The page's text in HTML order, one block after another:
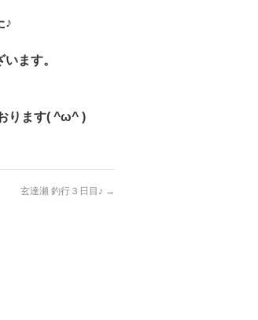
♪
ます。
ります( ^ω^ )
玄達瀬 釣行３日目♪ →